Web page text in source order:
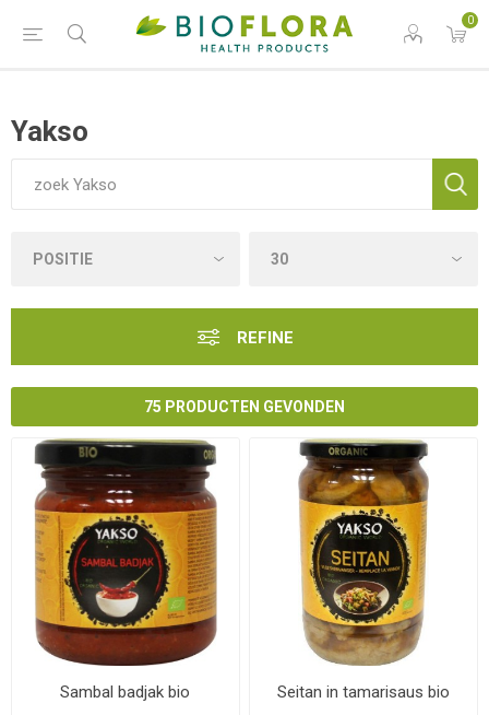
0
Yakso
REFINE
75 PRODUCTEN GEVONDEN
Sambal badjak bio Seitan in tamarisaus bio